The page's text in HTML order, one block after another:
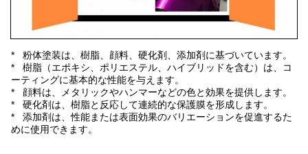
* 粉体塗装は、樹脂、顔料、硬化剤、添加剤に基づいています。
* 樹脂（エポキシ、ポリエステル、ハイブリッドを含む）は、コ
ーティングに基本的な性能を与えます。
* 顔料は、メタリックやハンマーなどの色と効果を提供します。
* 硬化剤は、樹脂と反応して連続的な保護膜を形成します。
* 添加剤は、性能または表面効果のバリエーションを促進するた
めに使用できます。